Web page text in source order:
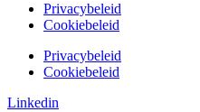
Privacybeleid
Cookiebeleid
Privacybeleid
Cookiebeleid
Linkedin